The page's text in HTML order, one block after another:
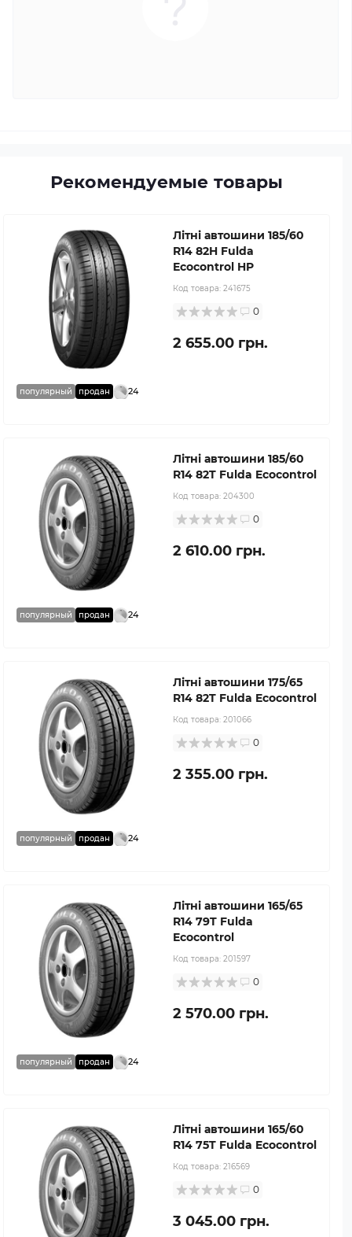
Рекомендуемые товары
популярный продан 24
Літні автошини 185/60
R14 82H Fulda
Ecocontrol HP
Код товара: 241675
0
2 655.00 грн.
популярный продан 24
Літні автошини 185/60
R14 82T Fulda Ecocontrol
Код товара: 204300
0
2 610.00 грн.
популярный продан 24
Літні автошини 175/65
R14 82T Fulda Ecocontrol
Код товара: 201066
0
2 355.00 грн.
популярный продан 24
Літні автошини 165/65
R14 79T Fulda
Ecocontrol
Код товара: 201597
0
2 570.00 грн.
Літні автошини 165/60
R14 75T Fulda Ecocontrol
Код товара: 216569
0
3 045.00 грн.